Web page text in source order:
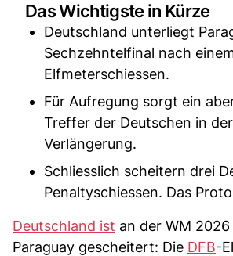
Das Wichtigste in Kürze
Deutschland unterliegt
Sechzehntelfinal nach
Elfmeterschiessen.
Für Aufregung sorgt ein
Treffer der Deutschen in der
Verlängerung.
Schliesslich scheitern drei
Penaltyschiessen. Das
Deutschland ist an der WM
Paraguay gescheitert: Die DFB-